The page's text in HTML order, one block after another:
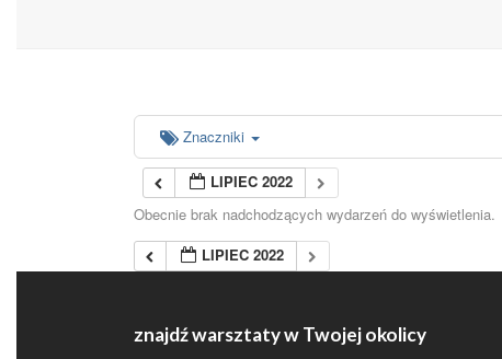
Znaczniki
LIPIEC 2022
Obecnie brak nadchodzących wydarzeń do wyświetlenia.
LIPIEC 2022
znajdź warsztaty w Twojej okolicy